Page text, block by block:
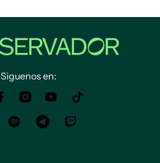
Siguenos en: